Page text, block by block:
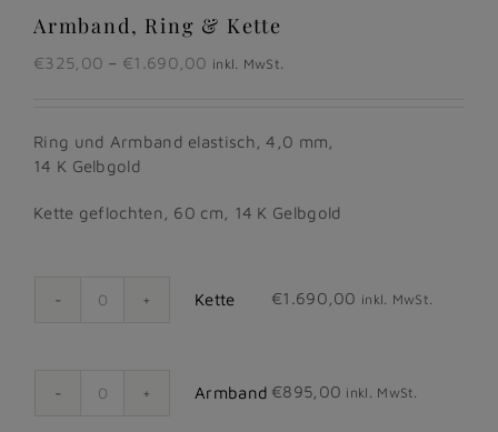
Armband, Ring & Kette
€325,00 – €1.690,00 Preisspanne:
€1.690,00
inkl. MwSt.
Ring und Armband elastisch, 4,0 mm,
14 K Gelbgold
Kette geflochten, 60 cm, 14 K Gelbgold
Kette
Kette €1.690,00 inkl. MwSt.
Armband
Armband €895,00 inkl. MwSt.